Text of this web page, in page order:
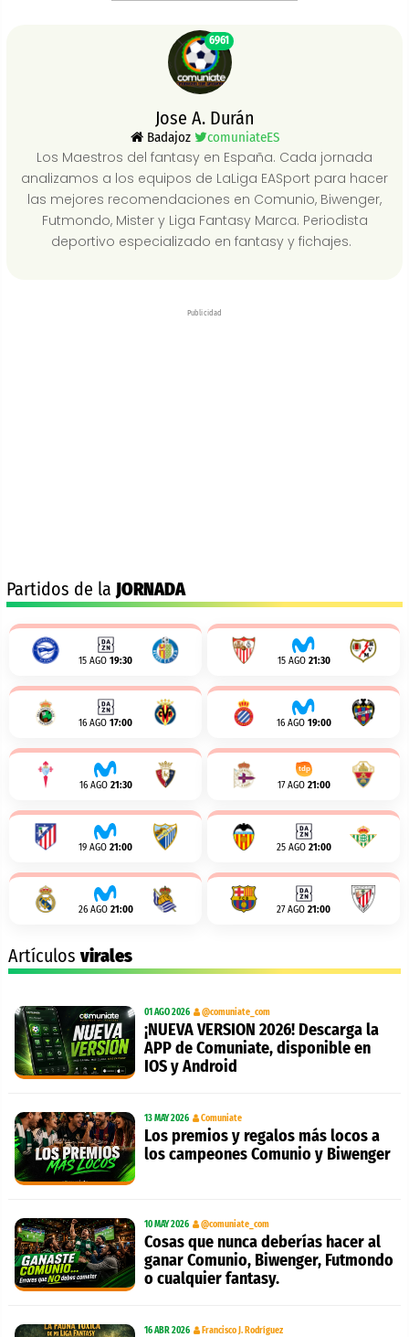
6961
Jose A. Durán
Badajoz comuniateES
Los Maestros del fantasy en España. Cada jornada
analizamos a los equipos de LaLiga EASport para hacer
las mejores recomendaciones en Comunio, Biwenger,
Futmondo, Mister y Liga Fantasy Marca. Periodista
deportivo especializado en fantasy y fichajes.
Publicidad
Partidos de la JORNADA
15 AGO 19:30 15 AGO 21:30
16 AGO 17:00 16 AGO 19:00
16 AGO 21:30 17 AGO 21:00
19 AGO 21:00 25 AGO 21:00
26 AGO 21:00 27 AGO 21:00
Artículosvirales
01 AGO 2026 @comuniate_com
¡NUEVA VERSION 2026! Descarga la
APP de Comuniate, disponible en
IOS y Android
13 MAY 2026 Comuniate
Los premios y regalos más locos a
los campeones Comunio y Biwenger
10 MAY 2026 @comuniate_com
Cosas que nunca deberías hacer al
ganar Comunio, Biwenger, Futmondo
o cualquier fantasy.
16 ABR 2026 Francisco J. Rodríguez